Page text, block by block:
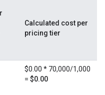
Calculated cost per
pricing tier
$0.00 * 70,000/1,000
= $0.00